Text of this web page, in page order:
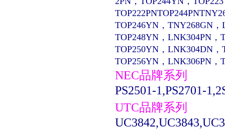
TOP246YN，TNY268GN
TOP248YN，LNK304PN，
TOP250YN，LNK304DN，
TOP256YN，LNK306PN
NEC品牌系列
PS2501-1,PS2701-
UTC品牌系列